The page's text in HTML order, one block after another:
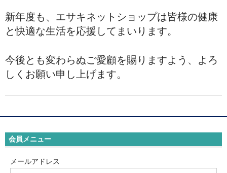
新年度も、エサキネットショップは皆様の健康
と快適な生活を応援してまいります。
今後とも変わらぬご愛顧を賜りますよう、よろ
しくお願い申し上げます。
会員メニュー
メールアドレス